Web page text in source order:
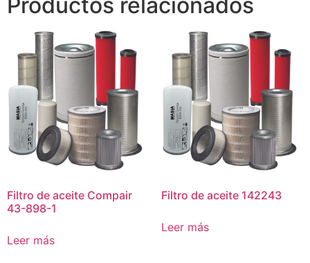
Filtro de aceite Compair
43-898-1
Leer más
Filtro de aceite 142243
Leer más